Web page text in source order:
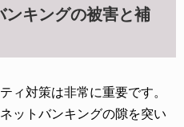
ンキングの被害と補
ィ対策は非常に重要です。
ットバンキングの隙を突い